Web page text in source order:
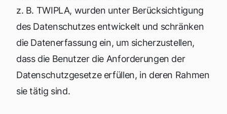
z. B. TWIPLA, wurden unter Berücksichtigung
des Datenschutzes entwickelt und schränken
die Datenerfassung ein, um sicherzustellen,
dass die Benutzer die Anforderungen der
Datenschutzgesetze erfüllen, in deren Rahmen
sie tätig sind.